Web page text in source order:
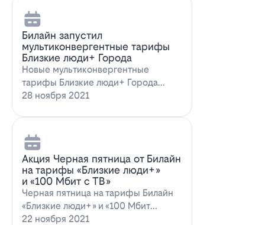
Билайн запустил
мультиконвергентные тарифы
Близкие люди+ Города
Новые мультиконвергентные
тарифы Близкие люди+ Города
от БилайнОператор Билайн радует
28 ноября 2021
Акция Черная пятница от Билайн
на тарифы «Близкие люди+»
и «100 Мбит с ТВ»
Черная пятница на тарифы Билайн
«Близкие люди+» и «100 Мбит
с ТВ»Билайн пред…
22 ноября 2021